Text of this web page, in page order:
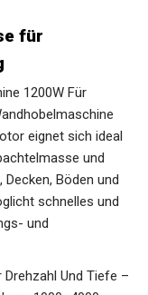
für
1200W Für
eignet sich ideal
und
Böden und
schnelles und
und
Und Tiefe –